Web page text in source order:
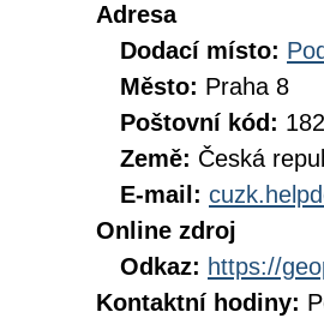
Adresa
Dodací místo:
Město: Praha 8
Poštovní kód:
Země: Česká
E-mail:
Online zdroj
Odkaz: https://
Kontaktní hodiny: